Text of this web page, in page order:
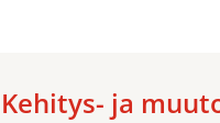
Kehitys- ja